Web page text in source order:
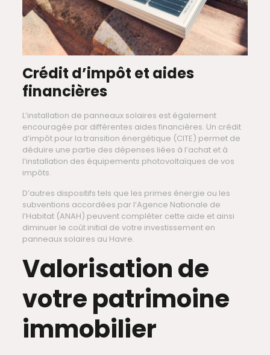
Crédit d’impôt et aides
financières
L’installation de panneaux solaires est également
encouragée par différentes aides financières. Un crédit
d’impôt pour la transition énergétique (CITE) permet de
déduire une partie des dépenses liées à l’achat et à
l’installation des équipements photovoltaïques de vos
impôts.
D’autres dispositifs tels que les primes énergie ou les
subventions accordées par l’Agence Nationale de
l’Habitat (ANAH) peuvent compléter cette aide et ainsi
diminuer le coût initial de votre investissement en
panneaux solaires au Havre.
Valorisation de
votre patrimoine
immobilier